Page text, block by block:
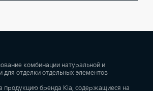
комбинации натуральной и
для отделки отдельных элементов
продукцию бренда Kia, содержащиеся на